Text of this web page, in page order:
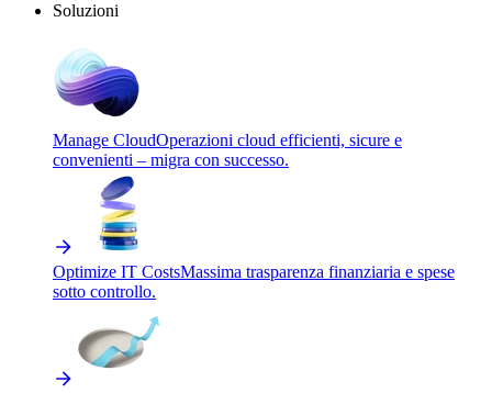
Soluzioni
Manage CloudOperazioni cloud efficienti, sicure e
convenienti – migra con successo.
Optimize IT CostsMassima trasparenza finanziaria e spese
sotto controllo.